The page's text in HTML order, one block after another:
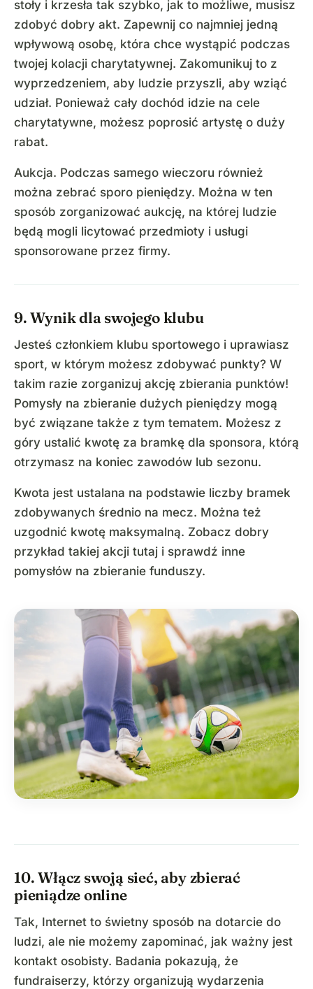
stoły i krzesła tak szybko, jak to możliwe, musisz
zdobyć dobry akt. Zapewnij co najmniej jedną
wpływową osobę, która chce wystąpić podczas
twojej kolacji charytatywnej. Zakomunikuj to z
wyprzedzeniem, aby ludzie przyszli, aby wziąć
udział. Ponieważ cały dochód idzie na cele
charytatywne, możesz poprosić artystę o duży
rabat.
Aukcja. Podczas samego wieczoru również
można zebrać sporo pieniędzy. Można w ten
sposób zorganizować aukcję, na której ludzie
będą mogli licytować przedmioty i usługi
sponsorowane przez firmy.
9. Wynik dla swojego klubu
Jesteś członkiem klubu sportowego i uprawiasz
sport, w którym możesz zdobywać punkty? W
takim razie zorganizuj akcję zbierania punktów!
Pomysły na zbieranie dużych pieniędzy mogą
być związane także z tym tematem. Możesz z
góry ustalić kwotę za bramkę dla sponsora, którą
otrzymasz na koniec zawodów lub sezonu.
Kwota jest ustalana na podstawie liczby bramek
zdobywanych średnio na mecz. Można też
uzgodnić kwotę maksymalną. Zobacz dobry
przykład takiej akcji tutaj i sprawdź inne
pomysłów na zbieranie funduszy.
10. Włącz swoją sieć, aby zbierać
pieniądze online
Tak, Internet to świetny sposób na dotarcie do
ludzi, ale nie możemy zapominać, jak ważny jest
kontakt osobisty. Badania pokazują, że
fundraiserzy, którzy organizują wydarzenia